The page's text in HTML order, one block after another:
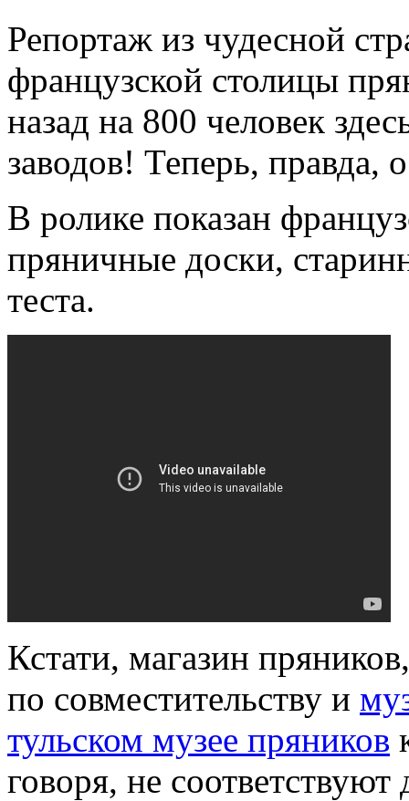
Репортаж из чудесной
французской столицы
назад на 800 человек
заводов! Теперь, правда,
В ролике показан
пряничные доски,
теста.
Кстати, магазин
по совместительству и
тульском музее пряников
говоря, не соответствуют